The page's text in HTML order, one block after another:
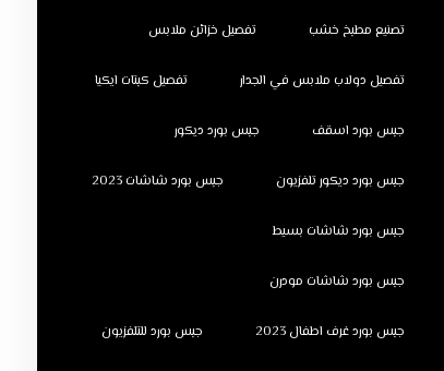
تصنيع مطبخ خشب تفصيل خزائن ملابس
تفصيل دولاب ملابس في الجدار تفصيل كبتات ايكيا
جبس بورد اسقف جبس بورد ديكور
جبس بورد ديكور تلفزيون جبس بورد شاشات 2023
جبس بورد شاشات بسيط
جبس بورد شاشات مودرن
جبس بورد غرف اطفال 2023 جبس بورد للتلفزيون